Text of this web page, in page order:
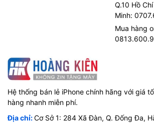
Q.10 Hồ Chí
Minh:
Mua hàng
Hệ thống bán lẻ iPhone chính hãng với giá
hàng nhanh miễn phí.
Địa chỉ:Cơ Sở 1: 284 Xã Đàn, Q. Đống Đa,